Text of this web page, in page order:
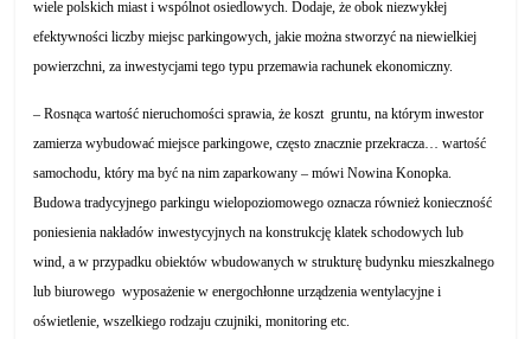
wiele polskich miast i wspólnot osiedlowych. Dodaje, że obok niezwykłej
efektywności liczby miejsc parkingowych, jakie można stworzyć na niewielkiej
powierzchni, za inwestycjami tego typu przemawia rachunek ekonomiczny.
– Rosnąca wartość nieruchomości sprawia, że koszt gruntu, na którym inwestor
zamierza wybudować miejsce parkingowe, często znacznie przekracza… wartość
samochodu, który ma być na nim zaparkowany – mówi Nowina Konopka.
Budowa tradycyjnego parkingu wielopoziomowego oznacza również konieczność
poniesienia nakładów inwestycyjnych na konstrukcję klatek schodowych lub
wind, a w przypadku obiektów wbudowanych w strukturę budynku mieszkalnego
lub biurowego wyposażenie w energochłonne urządzenia wentylacyjne i
oświetlenie, wszelkiego rodzaju czujniki, monitoring etc.